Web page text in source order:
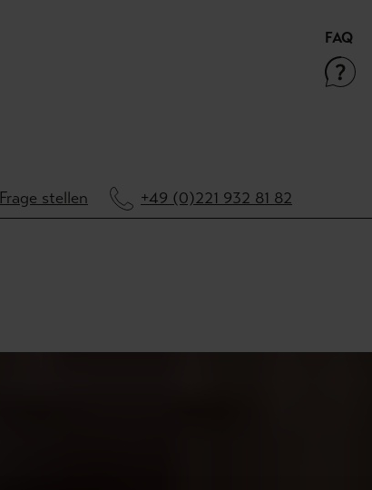
FAQ
Frage stellen +49 (0)221 932 81 82